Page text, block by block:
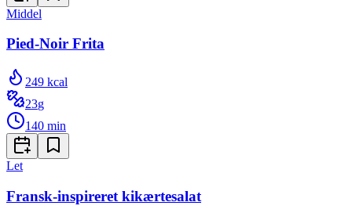
Middel
Pied-Noir Frita
249 kcal
23g
140 min
Let
Fransk-inspireret kikærtesalat